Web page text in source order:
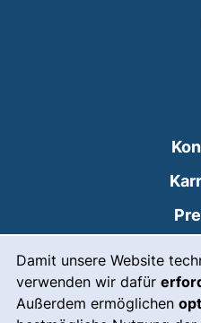
Damit unsere Website
verwenden wir dafür
Außerdem ermöglichen
Leichte